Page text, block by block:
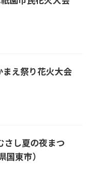
まえ祭り花火大会
さし夏の夜まつ
国東市）